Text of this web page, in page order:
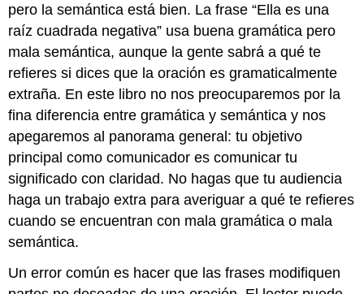
pero la semántica está bien. La frase “Ella es una
raíz cuadrada negativa” usa buena gramática pero
mala semántica, aunque la gente sabrá a qué te
refieres si dices que la oración es gramaticalmente
extraña. En este libro no nos preocuparemos por la
fina diferencia entre gramática y semántica y nos
apegaremos al panorama general: tu objetivo
principal como comunicador es comunicar tu
significado con claridad. No hagas que tu audiencia
haga un trabajo extra para averiguar a qué te refieres
cuando se encuentran con mala gramática o mala
semántica.
Un error común es hacer que las frases modifiquen